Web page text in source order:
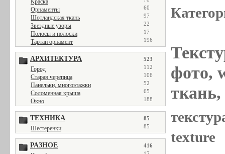
Краска
Орнаменты 60
Шотландская ткань 97
Звездные узоры 22
Полосы и полоски 17
Тартан орнамент 196
АРХИТЕКТУРА 523
Город 112
Старая черепица 106
Панельки, многоэтажки 52
Соломенная крыша 65
Окно 188
ТЕХНИКА 85
Шестеренки 85
РАЗНОЕ 416
фото,
texture